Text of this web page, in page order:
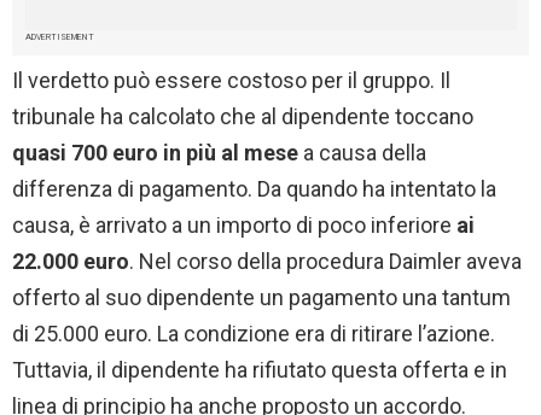
ADVERTISEMENT
Il verdetto può essere costoso per il gruppo. Il
tribunale ha calcolato che al dipendente toccano
quasi 700 euro in più al mese a causa della
differenza di pagamento. Da quando ha intentato la
causa, è arrivato a un importo di poco inferiore ai
22.000 euro. Nel corso della procedura Daimler aveva
offerto al suo dipendente un pagamento una tantum
di 25.000 euro. La condizione era di ritirare l’azione.
Tuttavia, il dipendente ha rifiutato questa offerta e in
linea di principio ha anche proposto un accordo.